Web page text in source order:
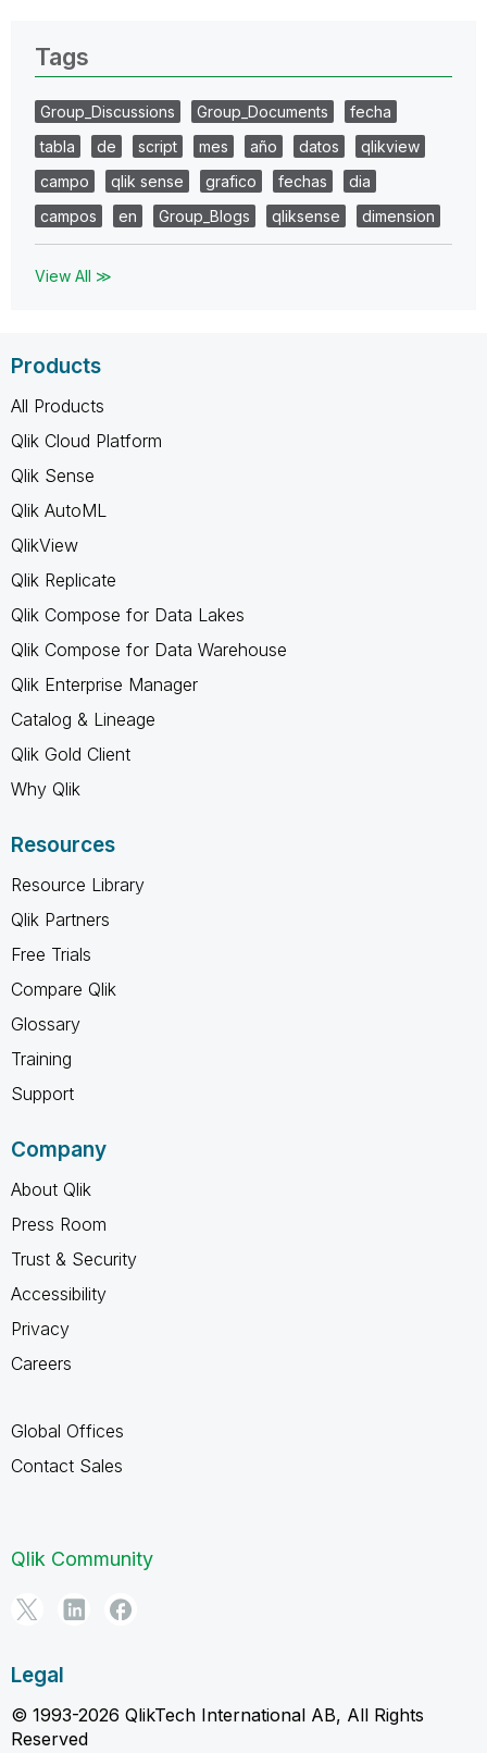
Tags
Group_Discussions Group_Documents
fecha
tabla
de script mes año datos
qlikview
campo
qlik sense grafico fechas
dia
campos
en Group_Blogs qliksense dimension
View All ≫
Products
All Products
Qlik Cloud Platform
Qlik Sense
Qlik AutoML
QlikView
Qlik Replicate
Qlik Compose for Data Lakes
Qlik Compose for Data Warehouse
Qlik Enterprise Manager
Catalog & Lineage
Qlik Gold Client
Why Qlik
Resources
Resource Library
Qlik Partners
Free Trials
Compare Qlik
Glossary
Training
Support
Company
About Qlik
Press Room
Trust & Security
Accessibility
Privacy
Careers
Global Offices
Contact Sales
Qlik Community
Legal
© 1993-2026 QlikTech International AB, All Rights
Reserved